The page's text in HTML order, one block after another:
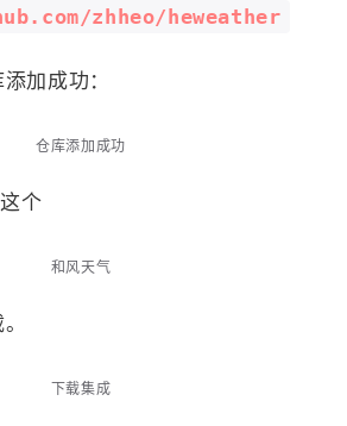
西风往事 易博集 繁中方塊社
zhheo/heweather
加成功：
仓库添加成功
个
和风天气
下载集成